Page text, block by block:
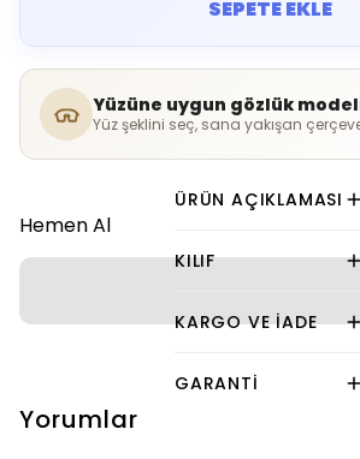
SEPETE EKLE
Yüzüne uygun gözlük
Yüz şeklini seç, sana yakışan
Hemen Al
ÜRÜN AÇIKLAMASI
KILIF
KARGO VE İADE
GARANTI
Yorumlar